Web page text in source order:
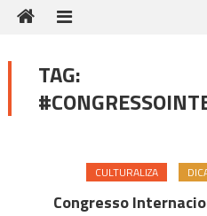
TAG:
CULTURALIZA
Congresso